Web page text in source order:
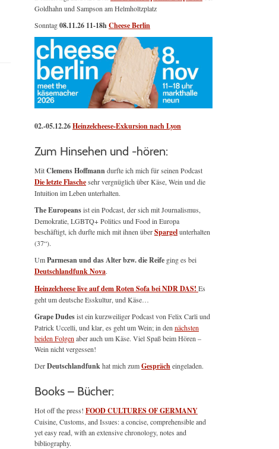
Goldhahn und Sampson am Helmholtzplatz
Sonntag08.11.26 11-18hCheese Berlin
02.-05.12.26Heinzelcheese-Exkursion nach Lyon
Zum Hinsehen und -hören:
MitClemens Hoffmanndurfte ich mich für seinen Podcast
Die letzte Flaschesehr vergnüglich über Käse, Wein und die
Intuition im Leben unterhalten.
The Europeansist ein Podcast, der sich mit Journalismus,
Demokratie, LGBTQ+ Politics und Food in Europa
beschäftigt, ich durfte mich mit ihnen überSpargelunterhalten
(37“).
UmParmesan und das Alter bzw. die Reife ging es bei
Deutschlandfunk Nova.
Heinzelcheese live auf dem Roten Sofa bei NDR DAS! Es
geht um deutsche Esskultur, und Käse…
Grape Dudesist ein kurzweiliger Podcast von Felix Carli und
Patrick Uccelli, und klar, es geht um Wein; in den nächsten
beiden Folgen aber auch um Käse. Viel Spaß beim Hören –
Wein nicht vergessen!
DerDeutschlandfunkhat mich zumGesprächeingeladen.
Books – Bücher:
Hot off the press! FOOD CULTURES OF GERMANY
Cuisine, Customs, and Issues: a concise, comprehensible and
yet easy read, with an extensive chronology, notes and
bibliography.